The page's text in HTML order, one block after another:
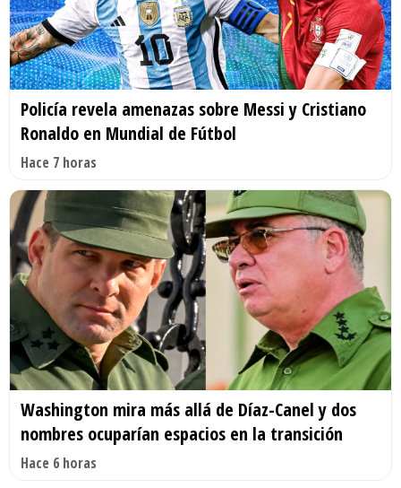
Policía revela amenazas sobre Messi y Cristiano
Ronaldo en Mundial de Fútbol
Hace 7 horas
Washington mira más allá de Díaz-Canel y dos
nombres ocuparían espacios en la transición
Hace 6 horas